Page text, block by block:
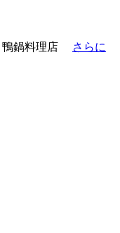
鴨鍋料理店
さらに